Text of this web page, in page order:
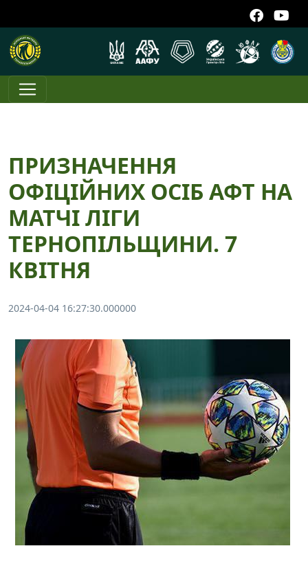
ПРИЗНАЧЕННЯ
ОФІЦІЙНИХ ОСІБ АФТ НА
МАТЧІ ЛІГИ
ТЕРНОПІЛЬЩИНИ. 7
КВІТНЯ
2024-04-04 16:27:30.000000